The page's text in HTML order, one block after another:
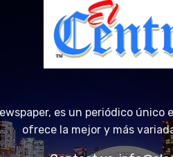
es un periódico único
ofrece la mejor y más